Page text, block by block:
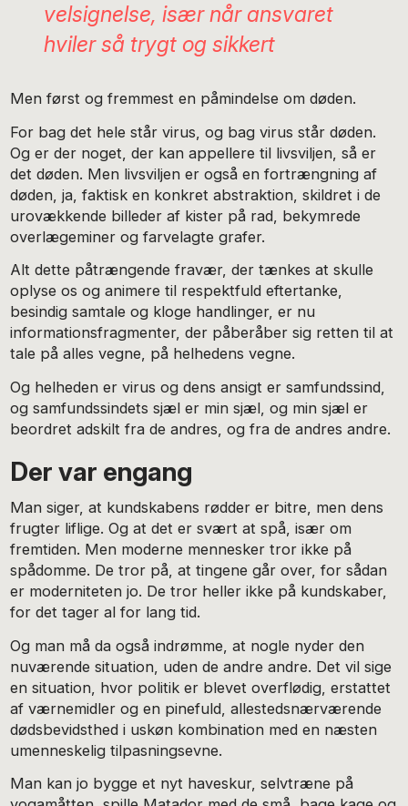
velsignelse, især når ansvaret
hviler så trygt og sikkert
Men først og fremmest en påmindelse om døden.
For bag det hele står virus, og bag virus står døden.
Og er der noget, der kan appellere til livsviljen, så er
det døden. Men livsviljen er også en fortrængning af
døden, ja, faktisk en konkret abstraktion, skildret i de
urovækkende billeder af kister på rad, bekymrede
overlægeminer og farvelagte grafer.
Alt dette påtrængende fravær, der tænkes at skulle
oplyse os og animere til respektfuld eftertanke,
besindig samtale og kloge handlinger, er nu
informationsfragmenter, der påberåber sig retten til at
tale på alles vegne, på helhedens vegne.
Og helheden er virus og dens ansigt er samfundssind,
og samfundssindets sjæl er min sjæl, og min sjæl er
beordret adskilt fra de andres, og fra de andres andre.
Der var engang
Man siger, at kundskabens rødder er bitre, men dens
frugter liflige. Og at det er svært at spå, især om
fremtiden. Men moderne mennesker tror ikke på
spådomme. De tror på, at tingene går over, for sådan
er moderniteten jo. De tror heller ikke på kundskaber,
for det tager al for lang tid.
Og man må da også indrømme, at nogle nyder den
nuværende situation, uden de andre andre. Det vil sige
en situation, hvor politik er blevet overflødig, erstattet
af værnemidler og en pinefuld, allestedsnærværende
dødsbevidsthed i uskøn kombination med en næsten
umenneskelig tilpasningsevne.
Man kan jo bygge et nyt haveskur, selvtræne på